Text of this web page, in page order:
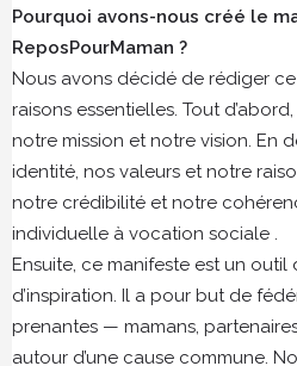
Pourquoi avons-nous créé le
ReposPourMaman ?
Nous avons décidé de rédiger
raisons essentielles. Tout
notre mission et notre vision. En
identité, nos valeurs et notre
notre crédibilité et notre
individuelle à vocation sociale .
Ensuite, ce manifeste est un
d’inspiration. Il a pour but de
prenantes — mamans,
autour d’une cause commune.